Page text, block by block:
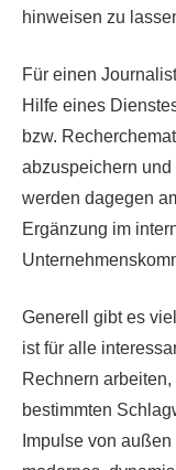
hinweisen zu
Für einen
Hilfe eines
bzw.
abzuspeichern und
werden dagegen
Ergänzung im
Generell gibt es
ist für alle
Rechnern
bestimmten
Impulse von